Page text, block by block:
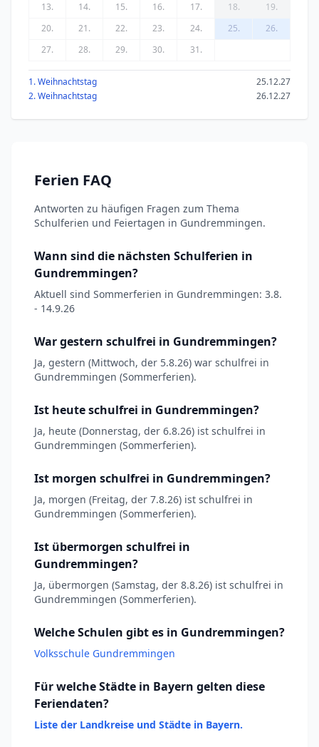
13.
14. 15. 16. 17. 18.
19.
20.
21. 22. 23. 24. 25.
26.
27.
28. 29. 30. 31.
1. Weihnachtstag
25.12.27
2. Weihnachtstag
26.12.27
Ferien FAQ
Antworten zu häufigen Fragen zum Thema
Schulferien und Feiertagen in Gundremmingen.
Wann sind die nächsten Schulferien in
Gundremmingen?
Aktuell sind Sommerferien in Gundremmingen: 3.8.
- 14.9.26
War gestern schulfrei in Gundremmingen?
Ja, gestern (Mittwoch, der 5.8.26) war schulfrei in
Gundremmingen (Sommerferien).
Ist heute schulfrei in Gundremmingen?
Ja, heute (Donnerstag, der 6.8.26) ist schulfrei in
Gundremmingen (Sommerferien).
Ist morgen schulfrei in Gundremmingen?
Ja, morgen (Freitag, der 7.8.26) ist schulfrei in
Gundremmingen (Sommerferien).
Ist übermorgen schulfrei in
Gundremmingen?
Ja, übermorgen (Samstag, der 8.8.26) ist schulfrei in
Gundremmingen (Sommerferien).
Welche Schulen gibt es in Gundremmingen?
Volksschule Gundremmingen
Für welche Städte in Bayern gelten diese
Feriendaten?
Liste der Landkreise und Städte in Bayern.